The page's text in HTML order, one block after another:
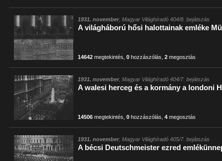
1931. november, Magyar Világhíradó 404/8. bejátszás
A világháború hősi halottainak emléke
14642 megtekintés ,0 hozzászólás ,2 megosztás
1931. november, Magyar Világhíradó 404/7. bejátszás
A walesi herceg és a kormány a londoni
14506 megtekintés ,0 hozzászólás ,4 megosztás
1931. november, Magyar Világhíradó 405/7. bejátszás
A bécsi Deutschmeister ezred